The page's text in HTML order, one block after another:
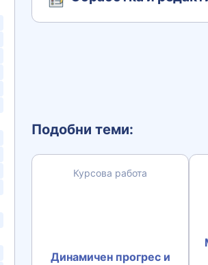
Подобни теми:
Курсова работа
Динамичен прогрес и